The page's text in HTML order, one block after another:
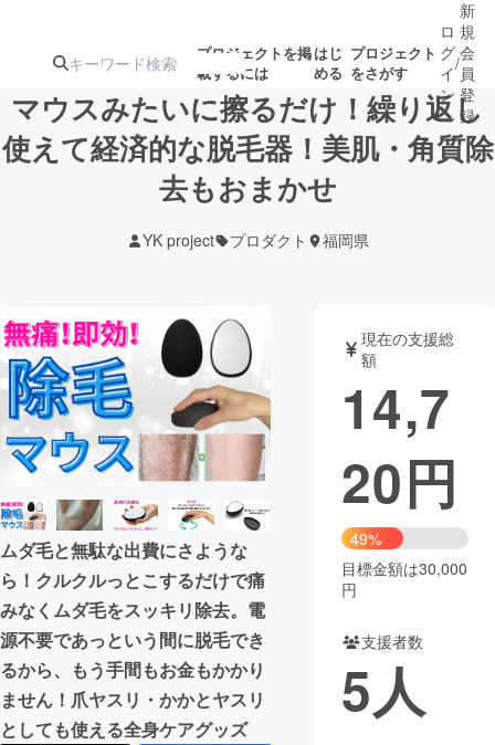
プロジェクトを掲
載するには
はじ
める
プロジェクト
をさがす
注目の新着プロ募集終了が近いプ
テクノロジー・ガジェット
映像・映画 書籍・雑誌
ビジネス・起業 チャレンジ
まちづくり・地域活性化
CAMPFIRE for Social Good
CAMPFIRE Creation
CAMPFIREふるさと納税machi-ya コミュニティ
ロ
グ
イ
ン
/
新
規
会
員
登
録
マウスみたいに擦るだけ！繰り返し
使えて経済的な脱毛器！美肌・角質除
去もおまかせ
YK project プロダクト 福岡県
ムダ毛と無駄な出費にさような
ら！クルクルっとこするだけで痛
みなくムダ毛をスッキリ除去。電
源不要であっという間に脱毛でき
るから、もう手間もお金もかかり
ません！爪ヤスリ・かかとヤスリ
としても使える全身ケアグッズ
現在の支援総
額
14,7
20円
49%
目標金額は30,000
円
支援者数
5人